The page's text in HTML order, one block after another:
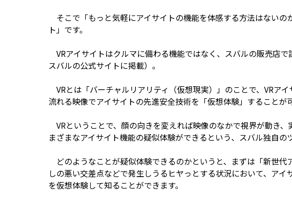
そこで「もっと気軽にアイサイトの機能を体感する方法はないの
ト」です。
VRアイサイトはクルマに備わる機能ではなく、スバルの販売店
スバルの公式サイトに掲載）。
VRとは「バーチャルリアリティ（仮想現実）」のことで、VRア
流れる映像でアイサイトの先進安全技術を「仮想体験」することが
VRということで、顔の向きを変えれば映像のなかで視界が動き
まざまなアイサイト機能の疑似体験ができるという、スバル独自の
どのようなことが疑似体験できるのかというと、まずは「新世代
しの悪い交差点などで発生しうるヒヤっとする状況において、ア
を仮想体験して知ることができます。